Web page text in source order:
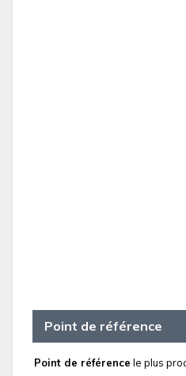
Point de référence
Point de référence le plus